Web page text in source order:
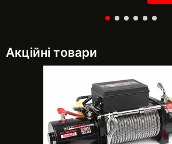
Акційні товари